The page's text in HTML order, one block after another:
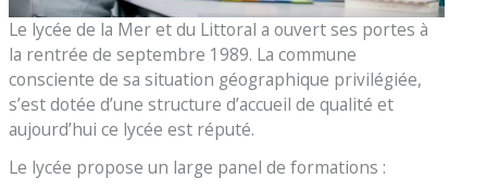
Le lycée de la Mer et du Littoral a ouvert ses portes à
la rentrée de septembre 1989. La commune
consciente de sa situation géographique privilégiée,
s’est dotée d’une structure d’accueil de qualité et
aujourd’hui ce lycée est réputé.
Le lycée propose un large panel de formations :